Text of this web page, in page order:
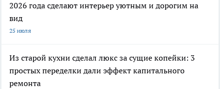
2026 года сделают интерьер уютным и дорогим на
вид
25 июля
Из старой кухни сделал люкс за сущие копейки: 3
простых переделки дали эффект капитального
ремонта